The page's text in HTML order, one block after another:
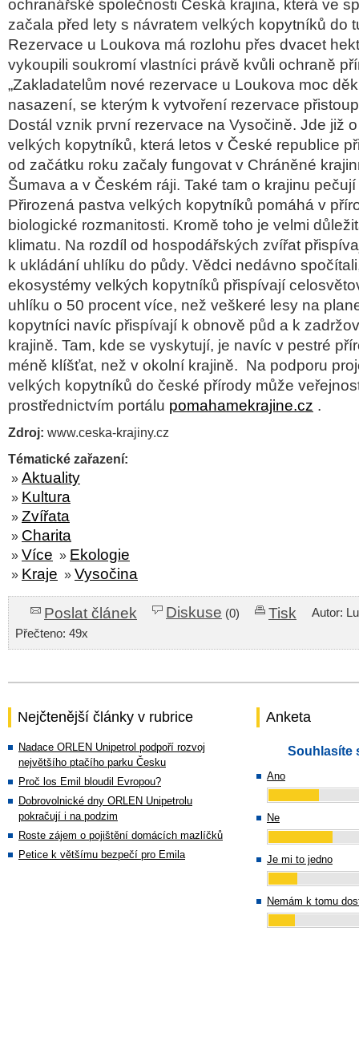
ochranářské společnosti Česká krajina, která ve
začala před lety s návratem velkých kopytníků do
Rezervace u Loukova má rozlohu přes dvacet
vykoupili soukromí vlastníci právě kvůli ochraně
„Zakladatelům nové rezervace u Loukova moc
nasazení, se kterým k vytvoření rezervace
Dostál vznik první rezervace na Vysočině. Jde již
velkých kopytníků, která letos v České republice
od začátku roku začaly fungovat v Chráněné
Šumava a v Českém ráji. Také tam o krajinu
Přirozená pastva velkých kopytníků pomáhá v
biologické rozmanitosti. Kromě toho je velmi
klimatu. Na rozdíl od hospodářských zvířat
k ukládání uhlíku do půdy. Vědci nedávno
ekosystémy velkých kopytníků přispívají
uhlíku o 50 procent více, než veškeré lesy na
kopytníci navíc přispívají k obnově půd a k
krajině. Tam, kde se vyskytují, je navíc v pestré
méně klíšťat, než v okolní krajině. Na podporu
velkých kopytníků do české přírody může
prostřednictvím portálu pomahamekrajine.cz .
Zdroj: www.ceska-krajiny.cz
Tématické zařazení:
» Aktuality
» Kultura
» Zvířata
» Charita
» Více » Ekologie
» Kraje » Vysočina
Poslat článek Diskuse (0) Tisk
Autor:
Přečteno: 49x
Nejčtenější články v rubrice
Nadace ORLEN Unipetrol podpoří rozvoj
největšího ptačího parku Česku
Proč los Emil bloudil Evropou?
Dobrovolnické dny ORLEN Unipetrolu
pokračují i na podzim
Roste zájem o pojištění domácích mazlíčků
Petice k většímu bezpečí pro Emila
Anketa
Souhlasíte
Ano
Ne
Je mi to jedno
Nemám k tomu